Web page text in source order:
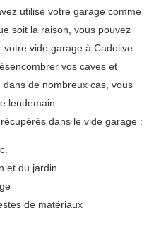
utilisé votre garage comme
soit la raison, vous pouvez
vide garage à Cadolive.
vos caves et
de nombreux cas, vous
lendemain.
dans le vide garage :
et du jardin
de matériaux